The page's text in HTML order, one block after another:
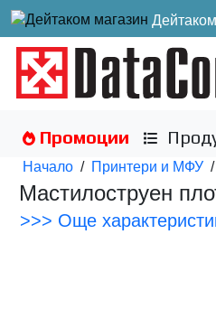
Дейтаком
Промоции
Начало / Принтери и МФУ /
Мастилоструен
>>> Още